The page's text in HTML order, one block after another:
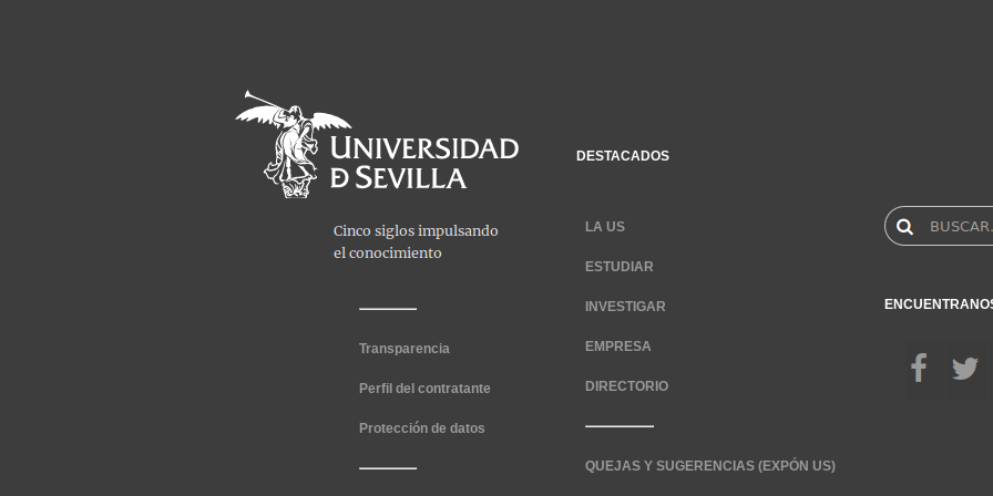
Transparencia
Perfil del contratante
Protección de datos
DESTACADOS
LA US
ESTUDIAR
INVESTIGAR
EMPRESA
DIRECTORIO
QUEJAS Y SUGERENCIAS (EXPÓN US)